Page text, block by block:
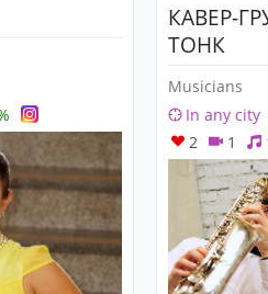
КАВЕР-
ТОНК
Musicians
In any city
2
1